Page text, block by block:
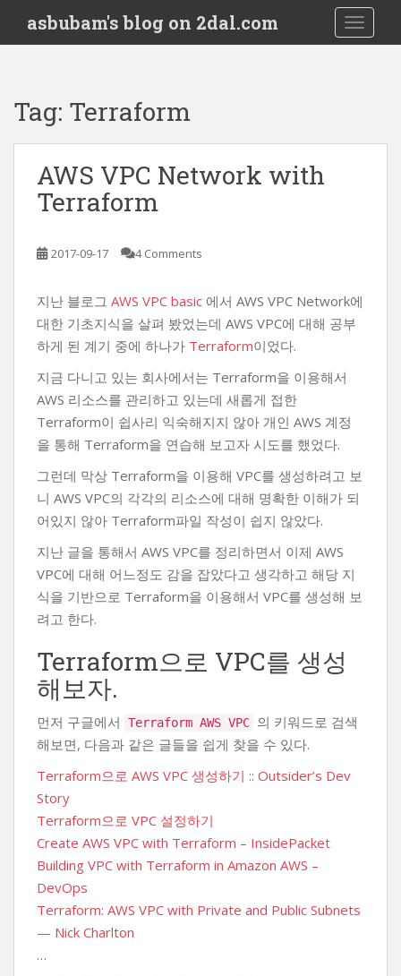
i
asbubam's blog on 2dal.com
Tag: Terraform
AWS VPC Network with
Terraform
2017-09-17 4 Comments
지난 블로그 AWS VPC basic 에서 AWS VPC Network에
대한 기초지식을 살펴 봤었는데 AWS VPC에 대해 공부
하게 된 계기 중에 하나가 Terraform이었다.
지금 다니고 있는 회사에서는 Terraform을 이용해서
AWS 리소스를 관리하고 있는데 새롭게 접한
Terraform이 쉽사리 익숙해지지 않아 개인 AWS 계정
을 통해 Terraform을 연습해 보고자 시도를 했었다.
그런데 막상 Terraform을 이용해 VPC를 생성하려고 보
니 AWS VPC의 각각의 리소스에 대해 명확한 이해가 되
어있지 않아 Terraform파일 작성이 쉽지 않았다.
지난 글을 통해서 AWS VPC를 정리하면서 이제 AWS
VPC에 대해 어느정도 감을 잡았다고 생각하고 해당 지
식을 기반으로 Terraform을 이용해서 VPC를 생성해 보
려고 한다.
Terraform으로 VPC를 생성
해보자.
먼저 구글에서 Terraform AWS VPC 의 키워드로 검색
해보면, 다음과 같은 글들을 쉽게 찾을 수 있다.
Terraform으로 AWS VPC 생성하기 :: Outsider’s Dev
Story
Terraform으로 VPC 설정하기
Create AWS VPC with Terraform – InsidePacket
Building VPC with Terraform in Amazon AWS –
DevOps
Terraform: AWS VPC with Private and Public Subnets
— Nick Charlton
…